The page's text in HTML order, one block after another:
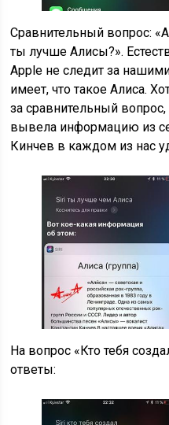
Сравнительный вопрос:
ты лучше Алисы?».
Apple не следит за
имеет, что такое Алиса.
за сравнительный
вывела информацию из
Кинчев в каждом из нас
На вопрос «Кто тебя
ответы: